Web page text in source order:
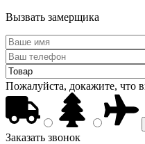
Вызвать замерщика
Пожалуйста, докажите, что
Заказать звонок